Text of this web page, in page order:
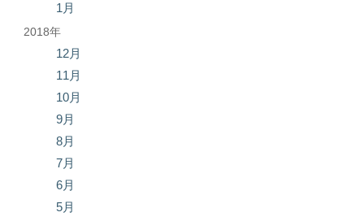
1月
2018年
12月
11月
10月
9月
8月
7月
6月
5月